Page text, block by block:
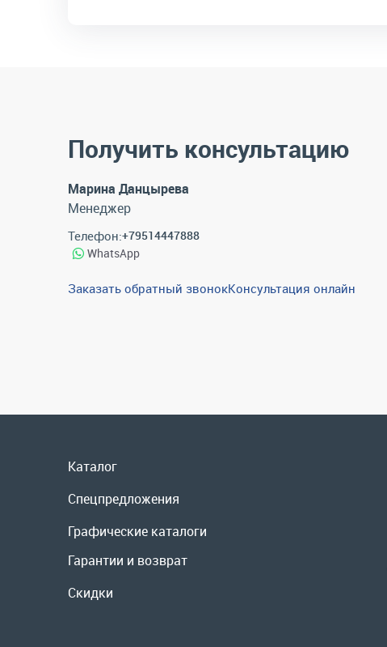
Получить консультацию
Марина Данцырева
Менеджер
Телефон:+79514447888
WhatsApp
Заказать обратный звонокКонсультация онлайн
Каталог
Гарантии и возврат
Скидки